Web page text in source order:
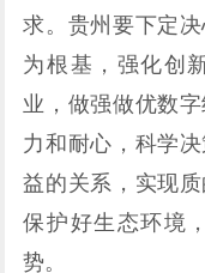
求。贵州要下定
为根基，强化创
业，做强做优数
力和耐心，科学
益的关系，实现
保护好生态环境
势。